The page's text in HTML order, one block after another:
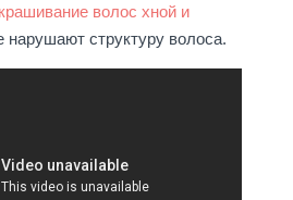
волос хной и
нарушают структуру волоса.